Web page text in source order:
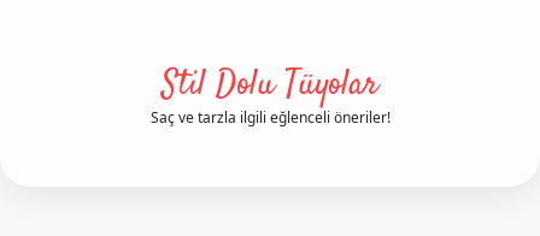
Stil Dolu Tüyolar
Saç ve tarzla ilgili eğlenceli öneriler!